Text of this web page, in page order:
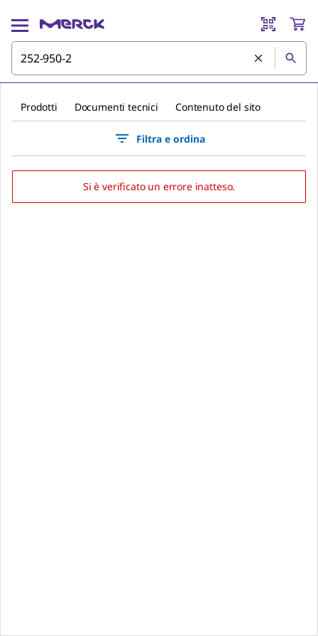
Prodotti Documenti tecnici Contenuto del sito
Filtra e ordina
Si è verificato un errore inatteso.